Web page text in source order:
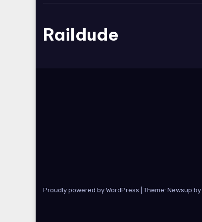
Raildude
Proudly powered by WordPress Theme: Newsup by